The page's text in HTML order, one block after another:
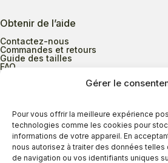
Gérer le
Pour vous offrir la meilleure expérience
technologies comme les cookies pour
informations de votre appareil. En
nous autorisez à traiter des données
de navigation ou vos identifiants uniques
Obtenir de l’aide
Contactez-nous
Commandes et retours
Guide des tailles
FAQ
Heures d’ouverture
Lundi au mercredi
Jeudi